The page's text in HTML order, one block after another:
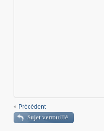
Précédent
Sujet verrouillé